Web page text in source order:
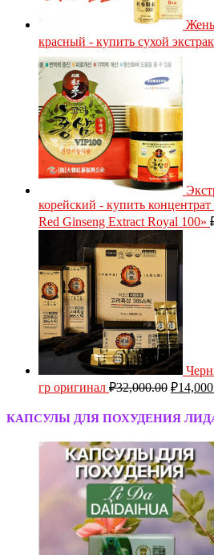
красный - купить сухой
корейский - купить
Red Ginseng Extract Royal 100»
гр оригинал ₽32,000.00 ₽
КАПСУЛЫ ДЛЯ ПОХУДЕНИЯ